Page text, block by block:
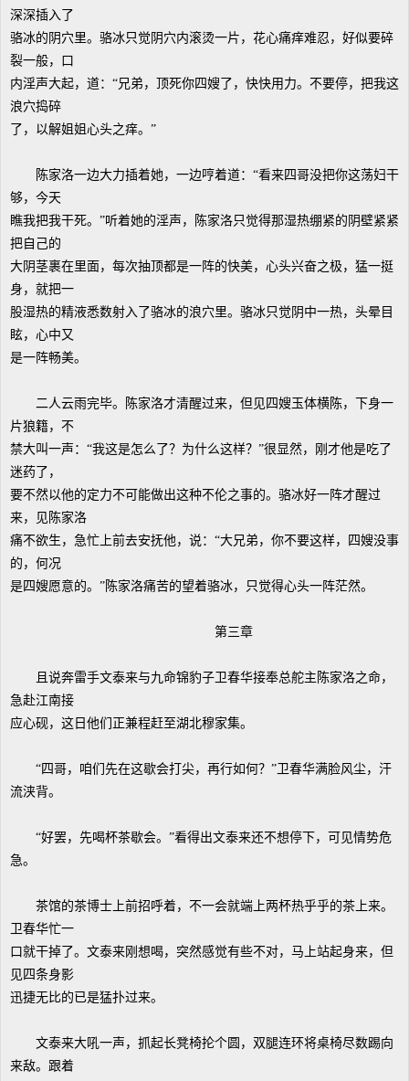
深深插入了
骆冰的阴穴里。骆冰只觉阴穴内滚烫一片，花心痛痒难忍，好似要碎
裂一般，口
内淫声大起，道：“兄弟，顶死你四嫂了，快快用力。不要停，把我这
浪穴捣碎
了，以解姐姐心头之痒。”
陈家洛一边大力插着她，一边哼着道：“看来四哥没把你这荡妇干
够，今天
瞧我把我干死。”听着她的淫声，陈家洛只觉得那湿热绷紧的阴壁紧紧
把自己的
大阴茎裹在里面，每次抽顶都是一阵的快美，心头兴奋之极，猛一挺
身，就把一
股湿热的精液悉数射入了骆冰的浪穴里。骆冰只觉阴中一热，头晕目
眩，心中又
是一阵畅美。
二人云雨完毕。陈家洛才清醒过来，但见四嫂玉体横陈，下身一
片狼籍，不
禁大叫一声：“我这是怎么了？为什么这样？”很显然，刚才他是吃了
迷药了，
要不然以他的定力不可能做出这种不伦之事的。骆冰好一阵才醒过
来，见陈家洛
痛不欲生，急忙上前去安抚他，说：“大兄弟，你不要这样，四嫂没事
的，何况
是四嫂愿意的。”陈家洛痛苦的望着骆冰，只觉得心头一阵茫然。
第三章
且说奔雷手文泰来与九命锦豹子卫春华接奉总舵主陈家洛之命，
急赴江南接
应心砚，这日他们正兼程赶至湖北穆家集。
“四哥，咱们先在这歇会打尖，再行如何？”卫春华满脸风尘，汗
流浃背。
“好罢，先喝杯茶歇会。”看得出文泰来还不想停下，可见情势危
急。
茶馆的茶博士上前招呼着，不一会就端上两杯热乎乎的茶上来。
卫春华忙一
口就干掉了。文泰来刚想喝，突然感觉有些不对，马上站起身来，但
见四条身影
迅捷无比的已是猛扑过来。
文泰来大吼一声，抓起长凳椅抡个圆，双腿连环将桌椅尽数踢向
来敌。跟着